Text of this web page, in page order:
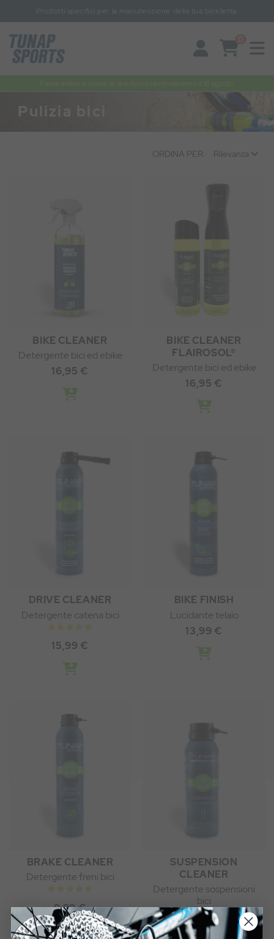
Prodotti specifici per la manutenzione della tua bicicletta.
Pausa estiva in corso: le spedizioni riprenderanno il 18 agosto.
Pulizia bici
ORDINA PER: Rilevanza
BIKE CLEANER
Detergente bici ed ebike
16,95 €
BIKE CLEANER
FLAIROSOL®
Detergente bici ed ebike
16,95 €
DRIVE CLEANER
Detergente catena bici
15,99 €
BIKE FINISH
Lucidante telaio
13,99 €
BRAKE CLEANER
Detergente freni bici
9,99 €
SUSPENSION
CLEANER
Detergente sospensioni
bici
11,99 €